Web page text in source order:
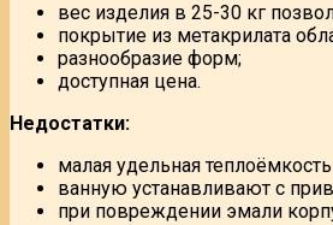
вес изделия в 25-30 кг
покрытие из метакрилата
разнообразие форм;
доступная цена.
Недостатки:
малая удельная
ванную устанавливают с
при повреждении эмали